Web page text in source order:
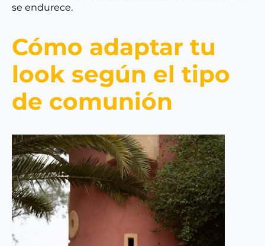
se endurece.
Cómo adaptar tu
look según el tipo
de comunión